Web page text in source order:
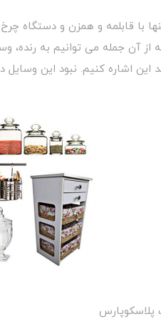
با قابلمه و همزن و دستگاه
از آن جمله می توانیم به
این اشاره کنیم. نبود این وسایل